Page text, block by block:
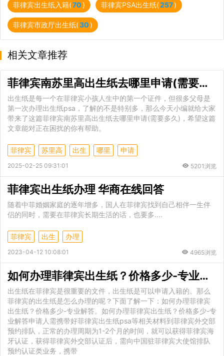
菲律宾出生纸入籍(70) 菲律宾PSA出生纸(257)
菲律宾市政厅出生纸(30)
相关文章推荐
菲律宾南苏里高出生纸去哪里申请(需要多久)
出生纸是每一个在菲律宾小孩人生中的第一个证件，但很多父母是
第一次办理出生纸psa，了解的不是特别多，那么今天小编就给大家
带来了这篇菲律宾南苏里高出生纸去哪里申请(需要多久)，希望这篇
文章能对正在困扰的你有帮助。
菲律宾 苏里高 出生 哪里 申请
2025-02-25 09:31:01 5201浏览
菲律宾出生纸办理 华商在线回答
随着中菲婚姻家庭的逐年增多，国人在菲律宾找到自己相伴一生伴
侣的同时，需要在菲律宾长期生活的话，也要多....
菲律宾 出生 办理
2023-04-12 10:08:01 4965浏览
如何办理菲律宾出生纸？价格多少-专业解答
出生纸在菲律宾是很重要的文件，出生纸是可以申请入籍的。那么
菲律宾的出生纸是怎么办理的呢？下面了解一下：如何办理菲律宾
出生纸？价格多少-专业解答。如何办理菲律宾出生纸？价格多少-专
业解答申请人需携带好菲律宾出生纸psa等相关材料到菲律宾外交部
预约排队，正常的办理周期为1-2个月的时间，就可以获得菲律宾海
牙认证，获得菲律宾外交部认证后，需向中国驻菲律宾大使馆排队
预约认证类业务，携带